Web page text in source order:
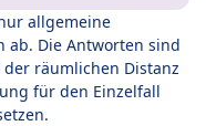
allgemeine
ab. Die Antworten sind
räumlichen Distanz
für den Einzelfall